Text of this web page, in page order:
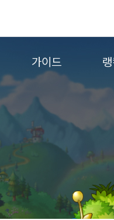
가이드
게임정보
직업소개
확률형 아이템
NEXON NOW